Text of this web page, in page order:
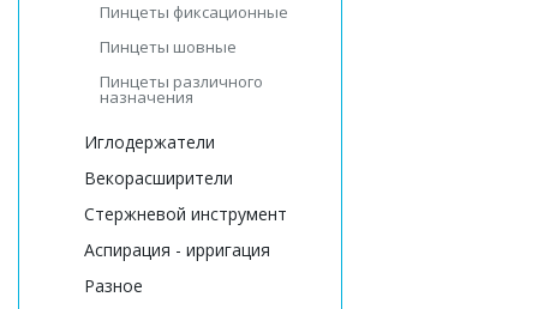
Пинцеты фиксационные
Пинцеты шовные
Пинцеты различного
назначения
Иглодержатели
Векорасширители
Стержневой инструмент
Аспирация - ирригация
Разное